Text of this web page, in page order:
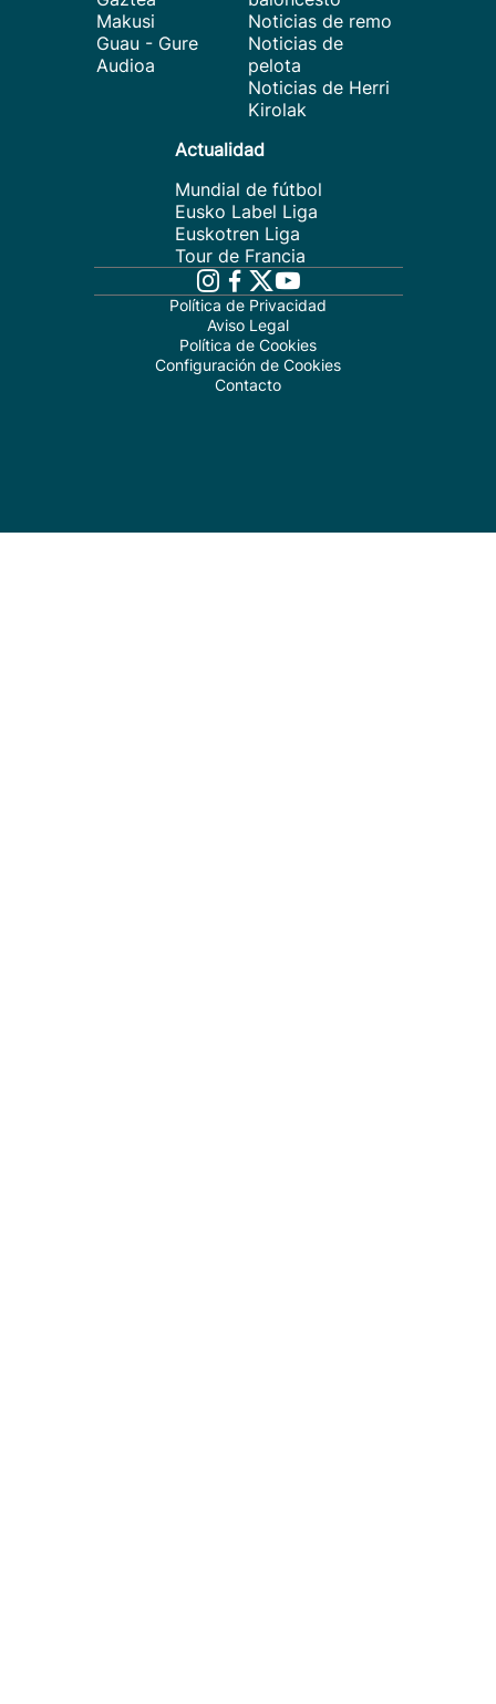
Makusi
Guau - Gure
Audioa
Noticias de remo
Noticias de
pelota
Noticias de Herri
Kirolak
Actualidad
Mundial de fútbol
Eusko Label Liga
Euskotren Liga
Tour de Francia
Política de Privacidad
Aviso Legal
Política de Cookies
Configuración de Cookies
Contacto